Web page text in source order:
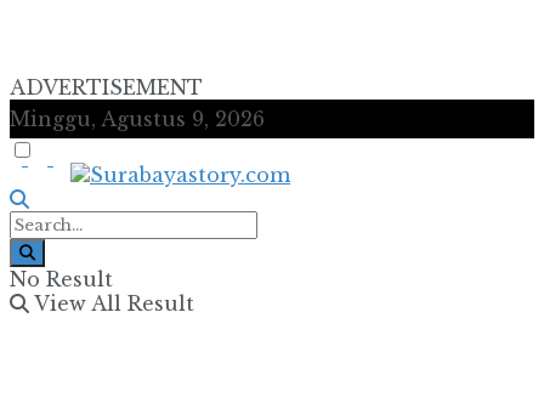
ADVERTISEMENT
Minggu, Agustus 9, 2026
No Result
View All Result